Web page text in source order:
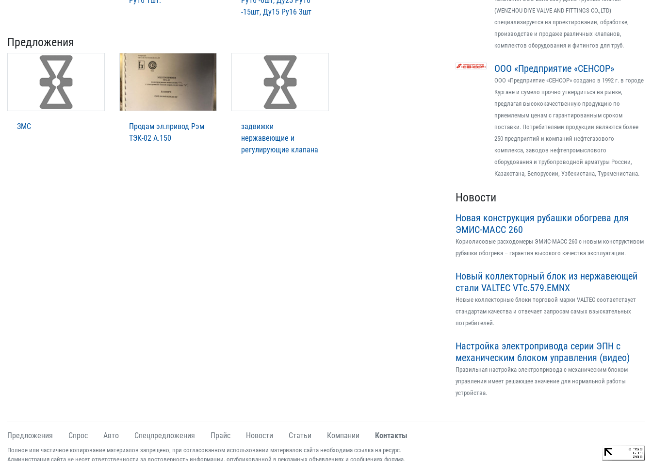
-15шт, Ду15 Ру16 3шт
Предложения
ЗМС
Продам эл.привод Рэм
ТЭК-02 А.150
задвижки
нержавеющие и
регулирующие клапана
(WENZHOU DIYE VALVE AND FITTINGS CO.,LTD)
специализируется на проектировании, обработке,
производстве и продаже различных клапанов,
комплектов оборудования и фитингов для труб.
ООО «Предприятие «СЕНСОР»
ООО «Предприятие «СЕНСОР» создано в 1992 г. в городе
Кургане и сумело прочно утвердиться на рынке,
предлагая высококачественную продукцию по
приемлемым ценам с гарантированным сроком
поставки. Потребителями продукции являются более
250 предприятий и компаний нефтегазового
комплекса, заводов нефтепромыслового
оборудования и трубопроводной арматуры России,
Казахстана, Белоруссии, Узбекистана, Туркменистана.
Новости
Новая конструкция рубашки обогрева для
ЭМИС-МАСС 260
Кориолисовые расходомеры ЭМИС-МАСС 260 с новым конструктивом
рубашки обогрева – гарантия высокого качества эксплуатации.
Новый коллекторный блок из нержавеющей
стали VALTEC VTс.579.EMNX
Новые коллекторные блоки торговой марки VALTEC соответствует
стандартам качества и отвечает запросам самых взыскательных
потребителей.
Настройка электропривода серии ЭПН с
механическим блоком управления (видео)
Правильная настройка электропривода с механическим блоком
управления имеет решающее значение для нормальной работы
устройства.
Предложения Спрос Авто Спецпредложения Прайс Новости Статьи Компании Контакты
Полное или частичное копирование материалов запрещено, при согласованном использовании материалов сайта необходима ссылка на ресурс.
Администрация сайта не несет ответственности за достоверность информации, опубликованной в рекламных объявлениях и сообщениях форума.